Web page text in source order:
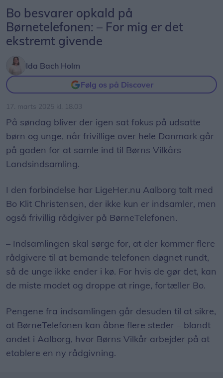
Bo besvarer opkald på
Børnetelefonen: – For mig er det
ekstremt givende
Ida Bach Holm
Følg os på Discover
17. marts 2025 kl. 18.03
På søndag bliver der igen sat fokus på udsatte
børn og unge, når frivillige over hele Danmark går
på gaden for at samle ind til Børns Vilkårs
Landsindsamling.
I den forbindelse har LigeHer.nu Aalborg talt med
Bo Klit Christensen, der ikke kun er indsamler, men
også frivillig rådgiver på BørneTelefonen.
– Indsamlingen skal sørge for, at der kommer flere
rådgivere til at bemande telefonen døgnet rundt,
så de unge ikke ender i kø. For hvis de gør det, kan
de miste modet og droppe at ringe, fortæller Bo.
Pengene fra indsamlingen går desuden til at sikre,
at BørneTelefonen kan åbne flere steder – blandt
andet i Aalborg, hvor Børns Vilkår arbejder på at
etablere en ny rådgivning.